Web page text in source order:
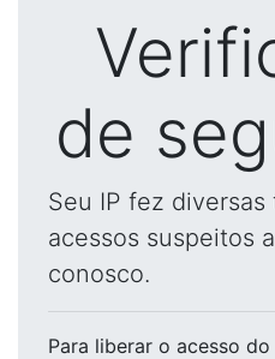
de
Seu IP fez
acessos suspeitos
conosco.
Para liberar o acesso do